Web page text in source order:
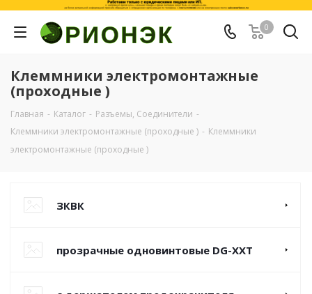
0
Клеммники электромонтажные
(проходные )
Главная - Каталог - Разъемы, Соединители -
Клеммники электромонтажные (проходные ) - Клеммники
электромонтажные (проходные )
ЗКВК
прозрачные одновинтовые DG-XXT